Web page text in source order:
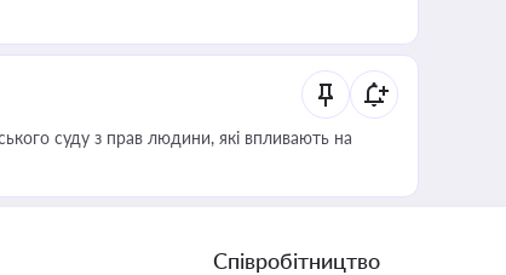
суду з прав людини, які впливають на
Співробітництво